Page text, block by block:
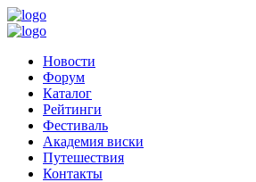
Новости
Форум
Каталог
Рейтинги
Фестиваль
Академия виски
Путешествия
Контакты